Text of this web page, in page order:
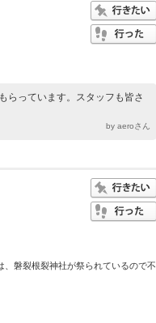
らっています。スタッフも皆さ
by aeroさん
磐裂根裂神社が祭られているので不